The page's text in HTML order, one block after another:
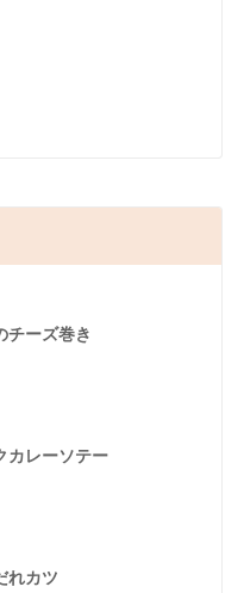
チーズ巻き
カレーソテー
れカツ